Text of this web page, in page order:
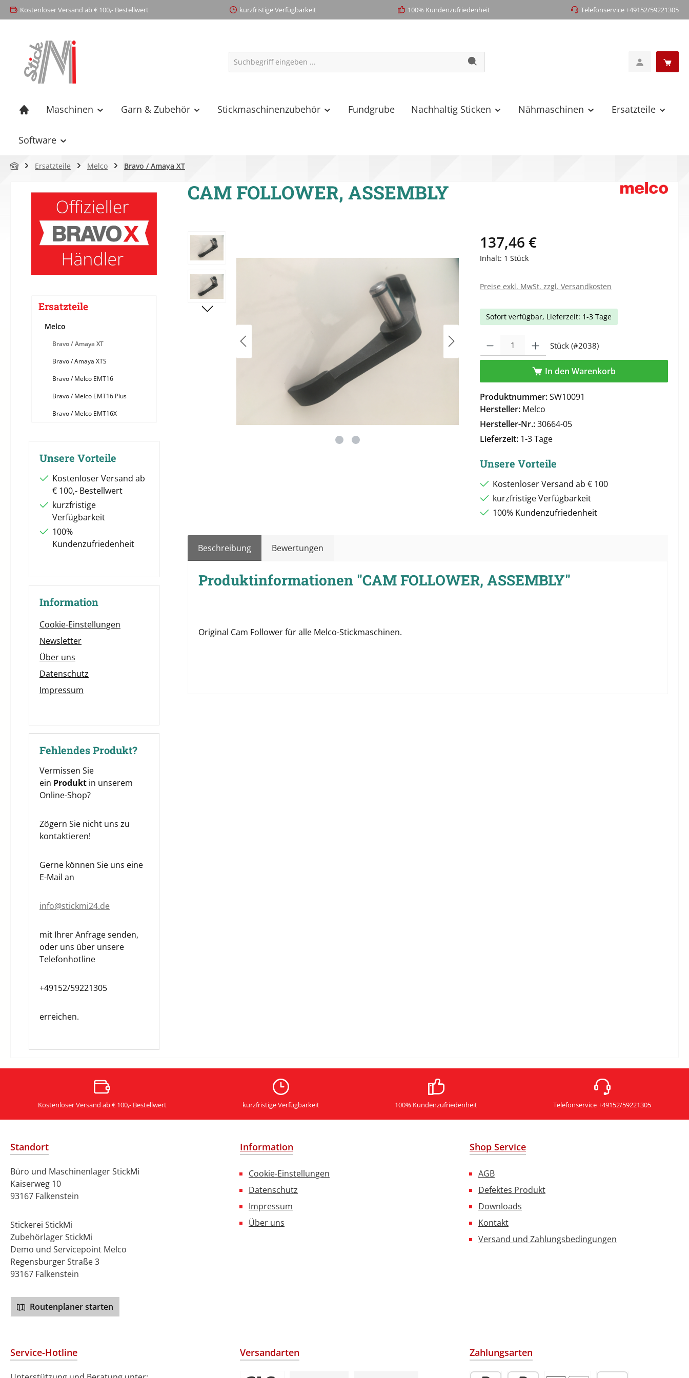
Zur Hauptnavigation springen
Kostenloser Versand ab € 100,- Bestellwert kurzfristige Verfügbarkeit 100% Kundenzufriedenheit Telefonservice +49152/59221305
Maschinen Garn & Zubehör Stickmaschinenzubehör Fundgrube Nachhaltig Sticken Nähmaschinen Ersatzteile
Software
Ersatzteile Melco Bravo / Amaya XT
Ersatzteile
Melco
Bravo / Amaya XT
Bravo / Amaya XTS
Bravo / Melco EMT16
Bravo / Melco EMT16 Plus
Bravo / Melco EMT16X
Unsere Vorteile
Kostenloser Versand ab
€ 100,- Bestellwert
kurzfristige
Verfügbarkeit
100%
Kundenzufriedenheit
Information
Cookie-Einstellungen
Newsletter
Über uns
Datenschutz
Impressum
Fehlendes Produkt?
Vermissen Sie
ein Produkt in unserem
Online-Shop?
Zögern Sie nicht uns zu
kontaktieren!
Gerne können Sie uns eine
E-Mail an
info@stickmi24.de
mit Ihrer Anfrage senden,
oder uns über unsere
Telefonhotline
+49152/59221305
erreichen.
CAM FOLLOWER, ASSEMBLY
Bildergalerie überspringen 137,46 €
Inhalt: 1 Stück
Preise exkl. MwSt. zzgl. Versandkosten
Sofort verfügbar, Lieferzeit: 1-3 Tage
Stück (#2038)
In den Warenkorb
Produktnummer:SW10091
Hersteller: Melco
Hersteller-Nr.:30664-05
Lieferzeit: 1-3 Tage
Unsere Vorteile
Kostenloser Versand ab € 100
kurzfristige Verfügbarkeit
100% Kundenzufriedenheit
Beschreibung Bewertungen
Produktinformationen "CAM FOLLOWER, ASSEMBLY"
Original Cam Follower für alle Melco-Stickmaschinen.
Kostenloser Versand ab € 100,- Bestellwert kurzfristige Verfügbarkeit 100% Kundenzufriedenheit Telefonservice +49152/59221305
Standort
Büro und Maschinenlager StickMi
Kaiserweg 10
93167 Falkenstein
Stickerei StickMi
Zubehörlager StickMi
Demo und Servicepoint Melco
Regensburger Straße 3
93167 Falkenstein
Routenplaner starten
Information
Cookie-Einstellungen
Datenschutz
Impressum
Über uns
Shop Service
AGB
Defektes Produkt
Downloads
Kontakt
Versand und Zahlungsbedingungen
Service-Hotline Versandarten Zahlungsarten